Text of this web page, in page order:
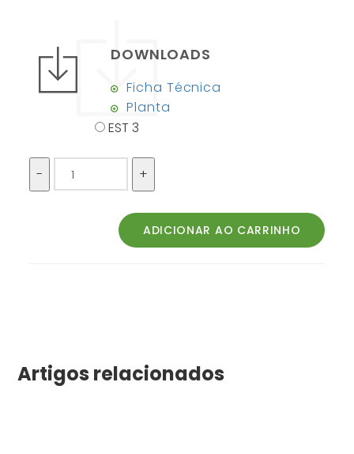
DOWNLOADS
Ficha Técnica
Planta
EST 3
Artigos relacionados